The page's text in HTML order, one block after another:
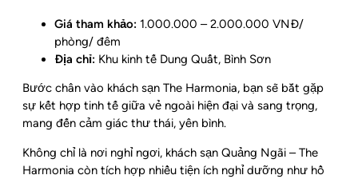
Giá tham khảo: 1.000.000 – 2.000.000 VNĐ/
phòng/ đêm
Địa chỉ: Khu kinh tế Dung Quất, Bình Sơn
Bước chân vào khách sạn The Harmonia, bạn sẽ bắt gặp
sự kết hợp tinh tế giữa vẻ ngoài hiện đại và sang trọng,
mang đến cảm giác thư thái, yên bình.
Không chỉ là nơi nghỉ ngơi, khách sạn Quảng Ngãi – The
Harmonia còn tích hợp nhiều tiện ích nghỉ dưỡng như hồ